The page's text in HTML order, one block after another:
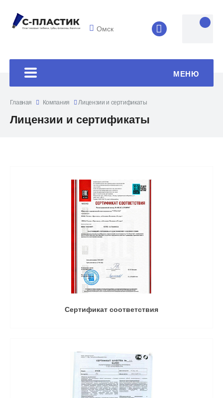
Омск 8 (4852) 33-
МЕНЮ
Главная Компания Лицензии и сертификаты
Лицензии и сертификаты
Сертификат соответствия